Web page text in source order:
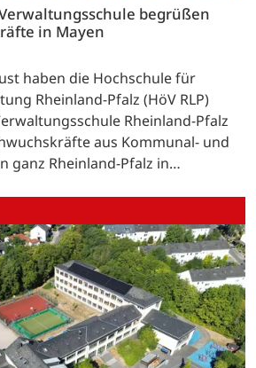
begrüßen
in Mayen
haben die Hochschule für
Rheinland-Pfalz (HöV RLP)
Rheinland-Pfalz
aus Kommunal- und
ganz Rheinland-Pfalz in…